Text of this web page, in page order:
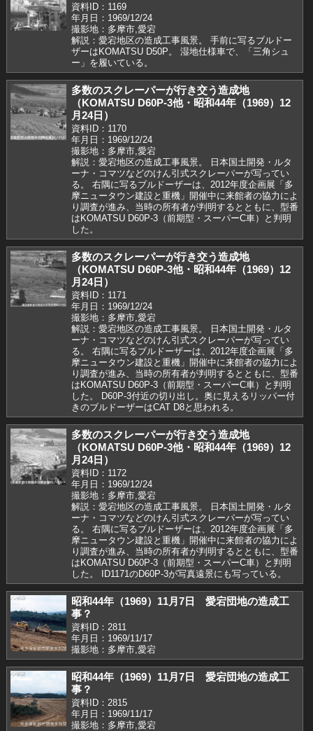
資料ID：1169
年月日：1969/12/24
撮影地：多摩市,愛宕
解説：愛宕地区の造成工事風景。 手前に写るブルドー
ザーはKOMATSU D50P。 湿地仕様車で、「三角シュ
ー」を履いている。
多数のスクレーパーが行き交う造成地
（KOMATSU D60P-3他・昭和44年（1969）12
月24日）
資料ID：1170
年月日：1969/12/24
撮影地：多摩市,愛宕
解説：愛宕地区の造成工事風景。 日本国土開発・ルタ
ーナ・コマツなどのけん引式スクレーパーが写ってい
る。 右隅に写るブルドーザーは、2012年度企画展「多
摩ニュータウン建設と重機」開催中に来館者の協力によ
り調査が進み、当時の所有者が判明するとともに、型番
はKOMATSU D60P-3（前期型・スーパーC車）と判明
した。
多数のスクレーパーが行き交う造成地
（KOMATSU D60P-3他・昭和44年（1969）12
月24日）
資料ID：1171
年月日：1969/12/24
撮影地：多摩市,愛宕
解説：愛宕地区の造成工事風景。 日本国土開発・ルタ
ーナ・コマツなどのけん引式スクレーパーが写ってい
る。 右隅に写るブルドーザーは、2012年度企画展「多
摩ニュータウン建設と重機」開催中に来館者の協力によ
り調査が進み、当時の所有者が判明するとともに、型番
はKOMATSU D60P-3（前期型・スーパーC車）と判明
した。 D60P-3付近の切り出し。奥に見えるリッパー付
きのブルドーザーはCAT D8と思われる。
多数のスクレーパーが行き交う造成地
（KOMATSU D60P-3他・昭和44年（1969）12
月24日）
資料ID：1172
年月日：1969/12/24
撮影地：多摩市,愛宕
解説：愛宕地区の造成工事風景。 日本国土開発・ルタ
ーナ・コマツなどのけん引式スクレーパーが写ってい
る。 右隅に写るブルドーザーは、2012年度企画展「多
摩ニュータウン建設と重機」開催中に来館者の協力によ
り調査が進み、当時の所有者が判明するとともに、型番
はKOMATSU D60P-3（前期型・スーパーC車）と判明
した。 ID1171のD60P-3が写真遠景にも写っている。
昭和44年（1969）11月7日 愛宕団地の造成工
事？
資料ID：2811
年月日：1969/11/17
撮影地：多摩市,愛宕
昭和44年（1969）11月7日 愛宕団地の造成工
事？
資料ID：2815
年月日：1969/11/17
撮影地：多摩市,愛宕